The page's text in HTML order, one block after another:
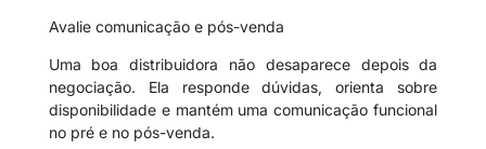
Avalie comunicação e pós-venda
Uma boa distribuidora não desaparece depois da
negociação. Ela responde dúvidas, orienta sobre
disponibilidade e mantém uma comunicação funcional
no pré e no pós-venda.